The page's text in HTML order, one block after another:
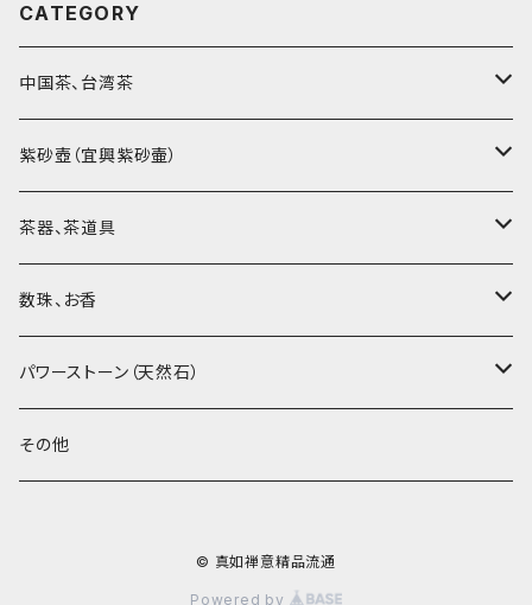
CATEGORY
中国茶、台湾茶
烏龍茶（ウーロン茶）
黒茶（緊圧茶、普洱茶）
紅茶、白茶、緑茶
茶外茶、工藝茶、その他
紫砂壺（宜興紫砂壷）
大師、名人、高工の作品
周菊英（高級工藝美術師）
高級工藝美術師の作品
王柯鈞（高級工藝美術師）
茶器、茶道具
茶杯、聞香杯
茶海、茶漏（茶漉し）
蓋碗、壷承、茶船
数珠、お香
お香、香炉
数珠、その他
パワーストーン（天然石）
アゲート（瑪瑙）
その他
© 真如禅意精品流通
Powered by